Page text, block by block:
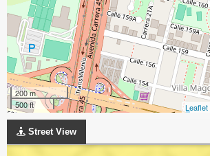
200 m
500 ft
Leaflet
Street View